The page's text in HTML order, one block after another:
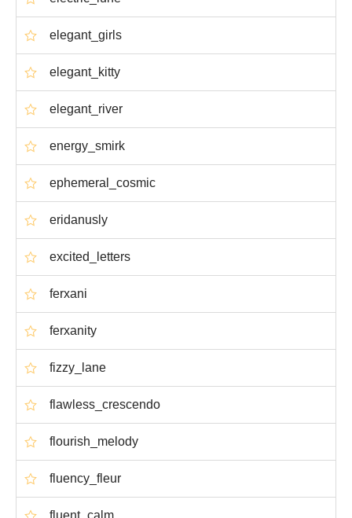
elegant_girls
elegant_kitty
elegant_river
energy_smirk
ephemeral_cosmic
eridanusly
excited_letters
ferxani
ferxanity
fizzy_lane
flawless_crescendo
flourish_melody
fluency_fleur
fluent_calm